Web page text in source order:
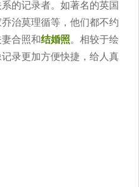
的记录者。如著名的英国
治莫理循等，他们都不约
合照和结婚照。相较于绘
录更加方便快捷，给人真